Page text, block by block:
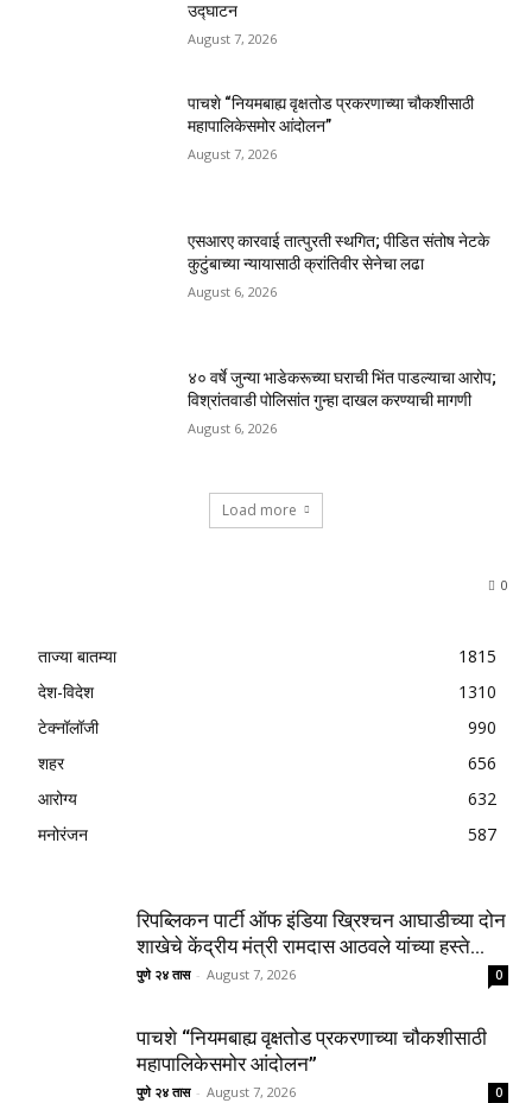
उद्घाटन
August 7, 2026
पाचशे “नियमबाह्य वृक्षतोड प्रकरणाच्या चौकशीसाठी
महापालिकेसमोर आंदोलन”
August 7, 2026
एसआरए कारवाई तात्पुरती स्थगित; पीडित संतोष नेटके
कुटुंबाच्या न्यायासाठी क्रांतिवीर सेनेचा लढा
August 6, 2026
४० वर्षे जुन्या भाडेकरूच्या घराची भिंत पाडल्याचा आरोप;
विश्रांतवाडी पोलिसांत गुन्हा दाखल करण्याची मागणी
August 6, 2026
Load more
0
ताज्या बातम्या
1815
देश-विदेश
1310
टेक्नॉलॉजी
990
शहर
656
आरोग्य
632
मनोरंजन
587
रिपब्लिकन पार्टी ऑफ इंडिया ख्रिश्चन आघाडीच्या दोन
शाखेचे केंद्रीय मंत्री रामदास आठवले यांच्या हस्ते...
पुणे २४ तास - August 7, 2026 0
पाचशे “नियमबाह्य वृक्षतोड प्रकरणाच्या चौकशीसाठी
महापालिकेसमोर आंदोलन”
पुणे २४ तास - August 7, 2026 0